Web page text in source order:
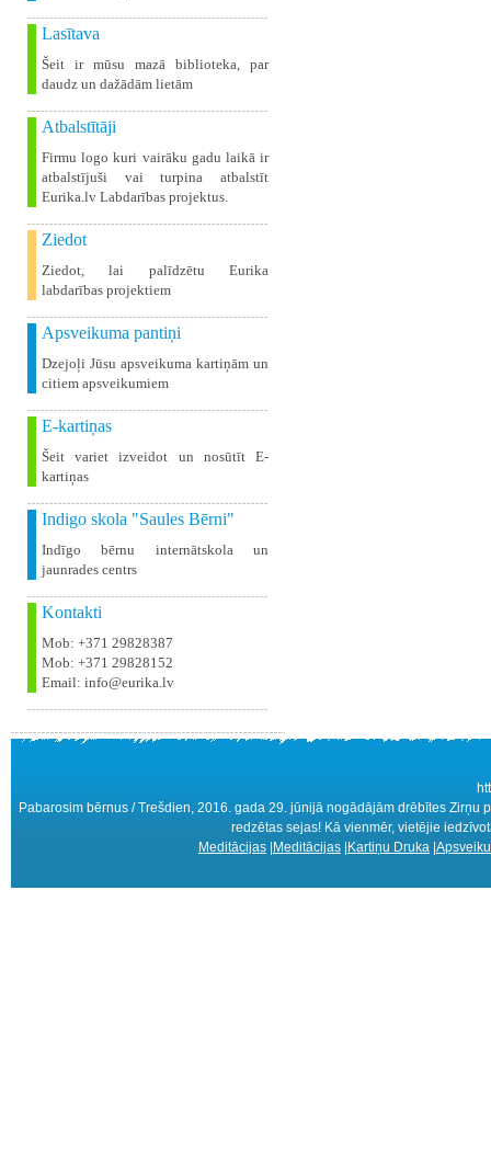
Lasītava
Šeit ir mūsu mazā biblioteka, par
daudz un dažādām lietām
Atbalstītāji
Firmu logo kuri vairāku gadu laikā ir
atbalstījuši vai turpina atbalstīt
Eurika.lv Labdarības projektus.
Ziedot
Ziedot, lai palīdzētu Eurika
labdarības projektiem
Apsveikuma pantiņi
Dzejoļi Jūsu apsveikuma kartiņām un
citiem apsveikumiem
E-kartiņas
Šeit variet izveidot un nosūtīt E-
kartiņas
Indigo skola "Saules Bērni"
Indīgo bērnu internātskola un
jaunrades centrs
Kontakti
Mob: +371 29828387
Mob: +371 29828152
Email: info@eurika.lv
Pabarosim bērnus / Trešdien, 2016. gada 29. jūnijā nogādājām drēbītes
redzētas sejas! Kā vienmēr, vietējie
Meditācijas Meditācijas Kartiņu Druka